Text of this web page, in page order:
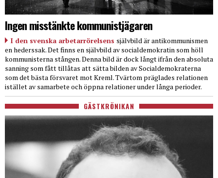
Ingen misstänkte kommunistjägaren
I den svenska arbetarrörelsens självbild är antikommunismen
en hederssak. Det finns en självbild av socialdemokratin som höll
kommunisterna stången. Denna bild är dock långt ifrån den absoluta
sanning som fått tillåtas att sätta bilden av Socialdemokraterna
som det bästa försvaret mot Kreml. Tvärtom präglades relationen
istället av samarbete och öppna relationer under långa perioder.
GÄSTKRÖNIKAN